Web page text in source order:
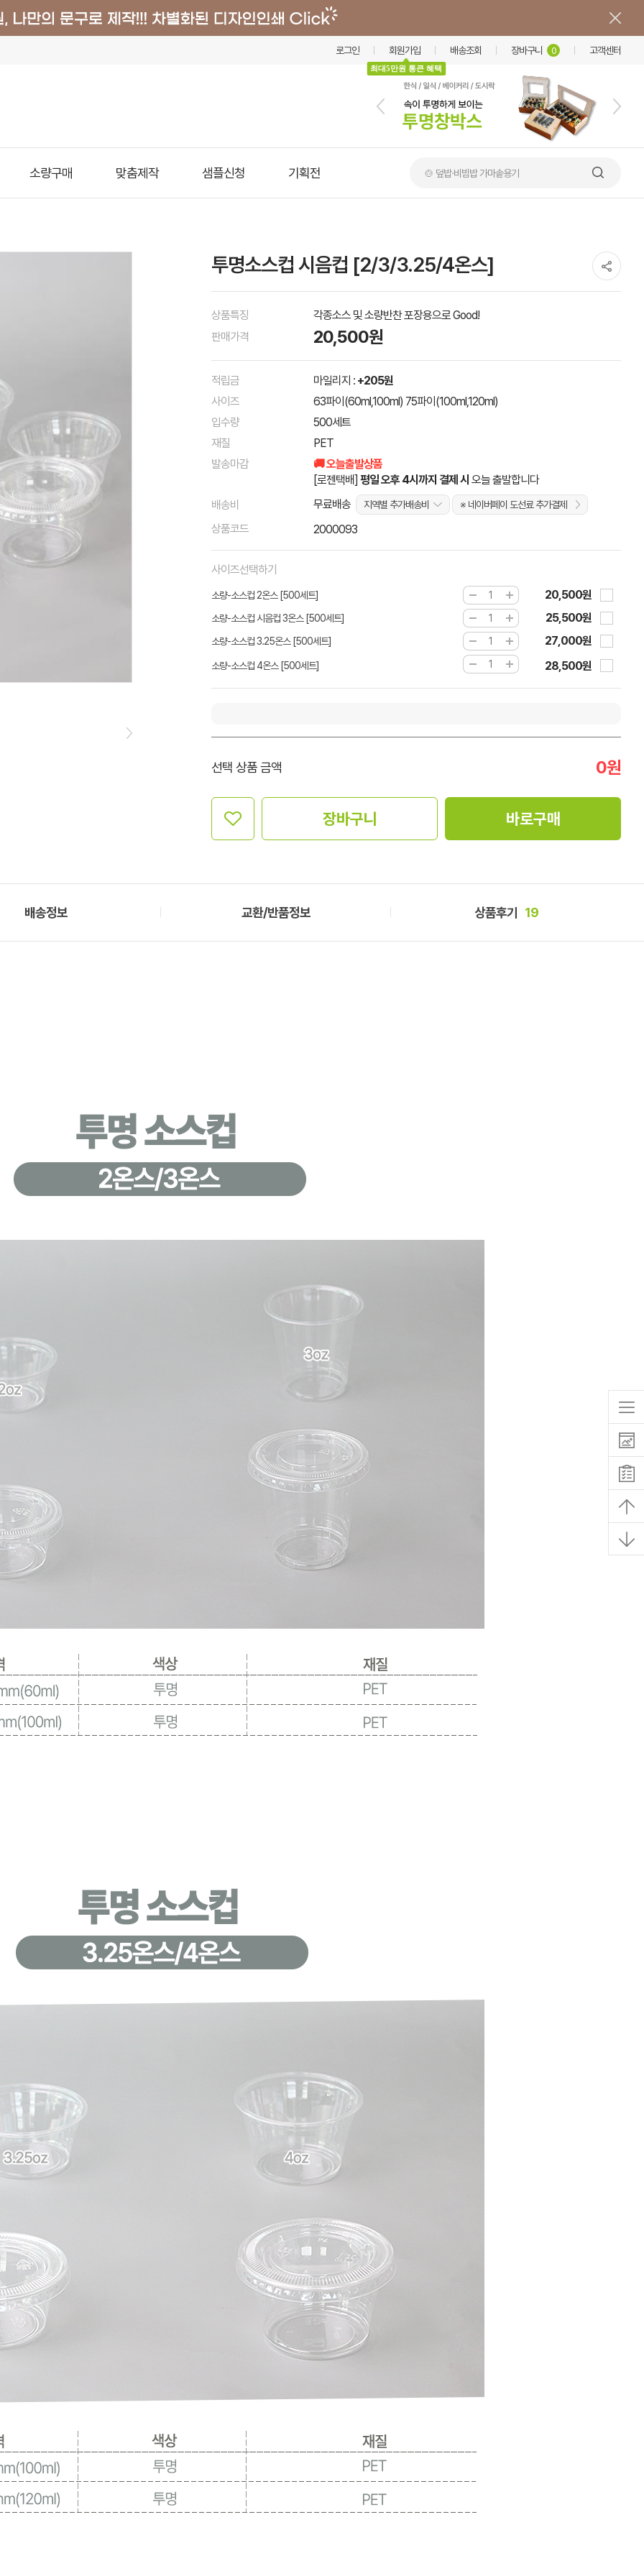
로그인 회원가입
최대5만원 통큰 혜택
배송조회 장바구니 0 고객센터
소량구매 맞춤제작 샘플신청 기획전 🍲 덮밥·비빔밥 가마솥용기
투명소스컵 시음컵 [2/3/3.25/4온스]
상품특징
각종소스 및 소량반찬 포장용으로 Good!
판매가격
20,500원
적립금 마일리지 : +205원
사이즈
63파이(60ml,100ml) 75파이(100ml,120ml)
입수량
500세트
재질
PET
발송마감
🚚 오늘출발상품
[로젠택배] 평일 오후 4시까지 결제 시 오늘 출발합니다
배송비
무료배송 지역별 추가배송비 ※ 네이버페이 도선료 추가결제
상품코드 2000093
사이즈선택하기
소량-소스컵 2온스 [500세트] 20,500원
소량-소스컵 시음컵 3온스 [500세트] 25,500원
소량-소스컵 3.25온스 [500세트] 27,000원
소량-소스컵 4온스 [500세트] 28,500원
선택 상품 금액 0원
장바구니 바로구매
배송정보 교환/반품정보 상품후기 19